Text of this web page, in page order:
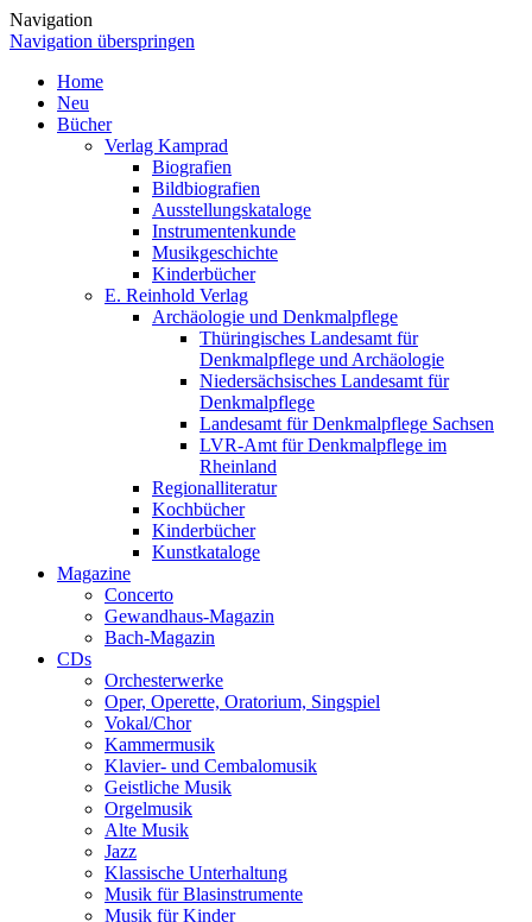
Navigation
Navigation überspringen
Home
Neu
Bücher
Verlag Kamprad
Biografien
Bildbiografien
Ausstellungskataloge
Instrumentenkunde
Musikgeschichte
Kinderbücher
E. Reinhold Verlag
Archäologie und Denkmalpflege
Thüringisches Landesamt für
Denkmalpflege und Archäologie
Niedersächsisches Landesamt für
Denkmalpflege
Landesamt für Denkmalpflege Sachsen
LVR-Amt für Denkmalpflege im
Rheinland
Regionalliteratur
Kochbücher
Kinderbücher
Kunstkataloge
Magazine
Concerto
Gewandhaus-Magazin
Bach-Magazin
CDs
Orchesterwerke
Oper, Operette, Oratorium, Singspiel
Vokal/Chor
Kammermusik
Klavier- und Cembalomusik
Geistliche Musik
Orgelmusik
Alte Musik
Jazz
Klassische Unterhaltung
Musik für Blasinstrumente
Musik für Kinder